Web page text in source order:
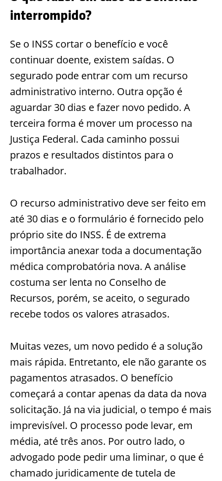
interrompido?
Se o INSS cortar o benefício e você
continuar doente, existem saídas. O
segurado pode entrar com um recurso
administrativo interno. Outra opção é
aguardar 30 dias e fazer novo pedido. A
terceira forma é mover um processo na
Justiça Federal. Cada caminho possui
prazos e resultados distintos para o
trabalhador.
O recurso administrativo deve ser feito em
até 30 dias e o formulário é fornecido pelo
próprio site do INSS. É de extrema
importância anexar toda a documentação
médica comprobatória nova. A análise
costuma ser lenta no Conselho de
Recursos, porém, se aceito, o segurado
recebe todos os valores atrasados.
Muitas vezes, um novo pedido é a solução
mais rápida. Entretanto, ele não garante os
pagamentos atrasados. O benefício
começará a contar apenas da data da nova
solicitação. Já na via judicial, o tempo é mais
imprevisível. O processo pode levar, em
média, até três anos. Por outro lado, o
advogado pode pedir uma liminar, o que é
chamado juridicamente de tutela de